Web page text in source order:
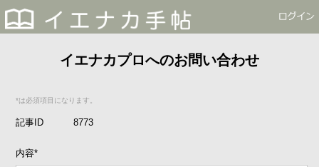
イエナカプロへのお問い合わせ
*は必須項目になります。
記事ID 8773
内容*